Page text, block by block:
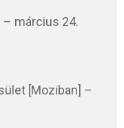
– március 24.
[Moziban] –